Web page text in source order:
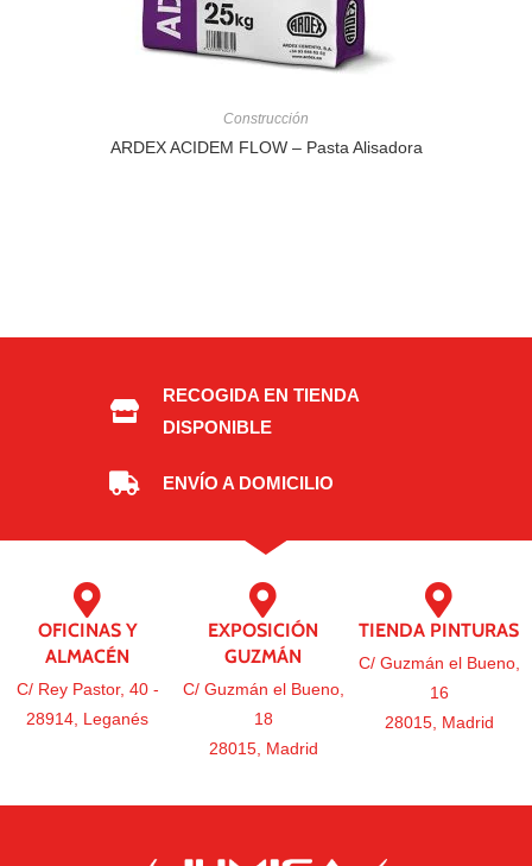
Construcción
ARDEX ACIDEM FLOW – Pasta Alisadora
RECOGIDA EN TIENDA
DISPONIBLE
ENVÍO A DOMICILIO
OFICINAS Y
ALMACÉN
C/ Rey Pastor, 40 -
28914, Leganés
EXPOSICIÓN
GUZMÁN
C/ Guzmán el Bueno,
18
28015, Madrid
TIENDA PINTURAS
C/ Guzmán el Bueno,
16
28015, Madrid